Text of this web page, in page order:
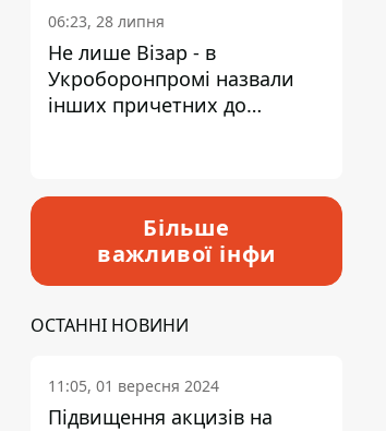
06:23, 28 липня
Не лише Візар - в
Укроборонпромі назвали
інших причетних до
Більше
важливої інфи
ОСТАННІ НОВИНИ
11:05, 01 вересня 2024
Підвищення акцизів на